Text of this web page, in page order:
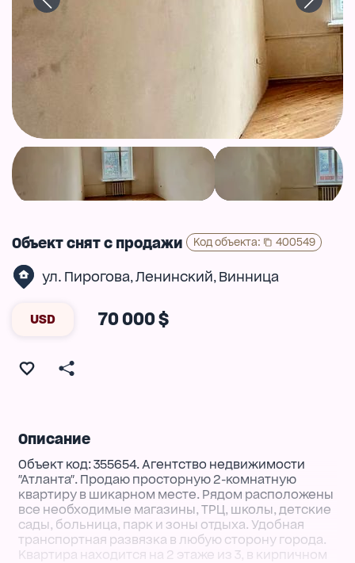
Объект снят с продажи Код объекта: 400549
ул. Пирогова, Ленинский, Винница
USD 70 000 $
Описание
Объект код: 355654. Агентство недвижимости
"Атланта". Продаю просторную 2-комнатную
квартиру в шикарном месте. Рядом расположены
все необходимые магазины, ТРЦ, школы, детские
сады, больница, парк и зоны отдыха. Удобная
транспортная развязка в любую сторону города.
Квартира находится на 2 этаже из 3, в кирпичном